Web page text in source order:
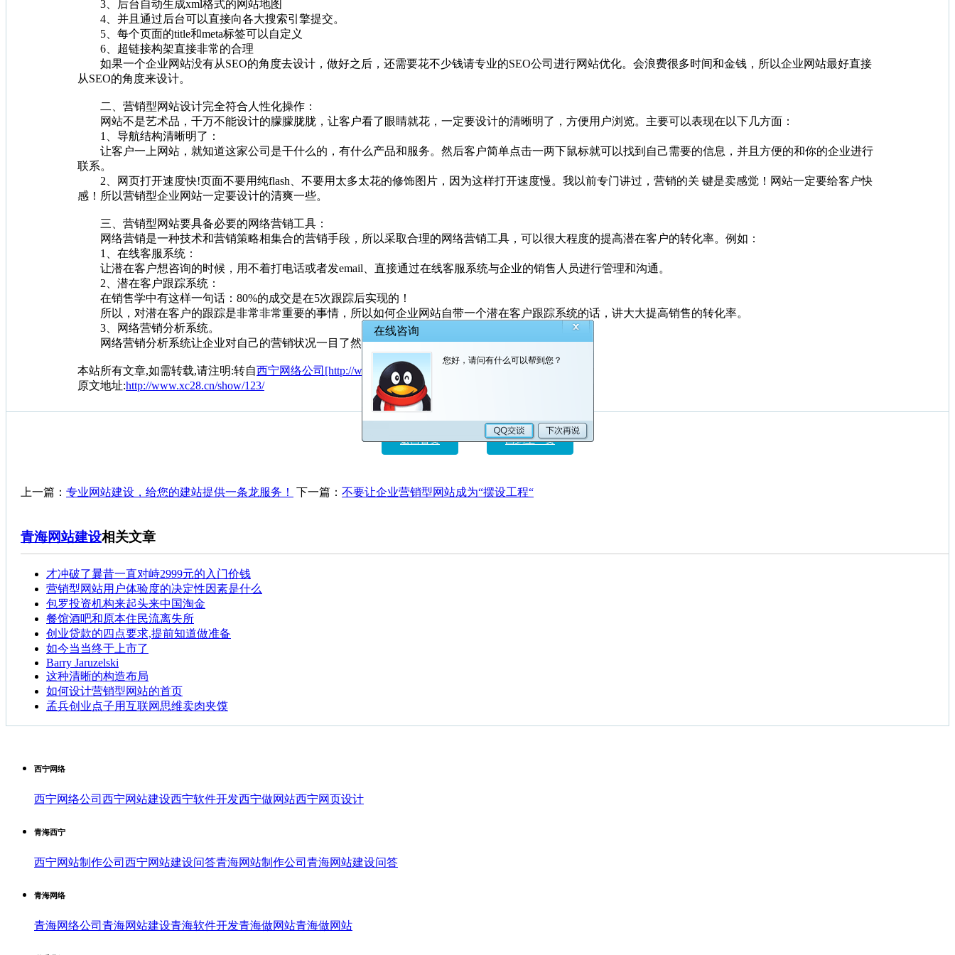
3、后台自动生成xml格式的网站地图
4、并且通过后台可以直接向各大搜索引擎提交。
5、每个页面的title和meta标签可以自定义
6、超链接构架直接非常的合理
如果一个企业网站没有从SEO的角度去设计，做好之后，还需要花不少钱请专业的SEO公司进行网站优化。会浪费很多时间和金钱，所以企业网站最好直接
从SEO的角度来设计。
二、营销型网站设计完全符合人性化操作：
网站不是艺术品，千万不能设计的朦朦胧胧，让客户看了眼睛就花，一定要设计的清晰明了，方便用户浏览。主要可以表现在以下几方面：
1、导航结构清晰明了：
让客户一上网站，就知道这家公司是干什么的，有什么产品和服务。然后客户简单点击一两下鼠标就可以找到自己需要的信息，并且方便的和你的企业进行
联系。
2、网页打开速度快!页面不要用纯flash、不要用太多太花的修饰图片，因为这样打开速度慢。我以前专门讲过，营销的关 键是卖感觉！网站一定要给客户快
感！所以营销型企业网站一定要设计的清爽一些。
三、营销型网站要具备必要的网络营销工具：
网络营销是一种技术和营销策略相集合的营销手段，所以采取合理的网络营销工具，可以很大程度的提高潜在客户的转化率。例如：
1、在线客服系统：
让潜在客户想咨询的时候，用不着打电话或者发email、直接通过在线客服系统与企业的销售人员进行管理和沟通。
2、潜在客户跟踪系统：
在销售学中有这样一句话：80%的成交是在5次跟踪后实现的！
所以，对潜在客户的跟踪是非常非常重要的事情，所以如何企业网站自带一个潜在客户跟踪系统的话，讲大大提高销售的转化率。
3、网络营销分析系统。
网络营销分析系统让企业对自己的营销状况一目了然，以帮助企业做出更好的营销决策。
本站所有文章,如需转载,请注明:转自西宁网络公司[http://www.xc28.cn]
原文地址:http://www.xc28.cn/show/123/
返回首页 回到上一页
上一篇： 专业网站建设，给您的建站提供一条龙服务！ 下一篇： 不要让企业营销型网站成为“摆设工程“
青海网站建设相关文章
才冲破了曩昔一直对峙2999元的入门价钱
营销型网站用户体验度的决定性因素是什么
包罗投资机构来起头来中国淘金
餐馆酒吧和原本住民流离失所
创业贷款的四点要求,提前知道做准备
如今当当终于上市了
Barry Jaruzelski
这种清晰的构造布局
如何设计营销型网站的首页
孟兵创业点子用互联网思维卖肉夹馍
西宁网络
西宁网络公司 西宁网站建设西宁软件开发西宁做网站西宁网页设计
青海西宁
西宁网站制作公司 西宁网站建设问答青海网站制作公司 青海网站建设问答
青海网络
青海网络公司 青海网站建设青海软件开发青海做网站青海做网站